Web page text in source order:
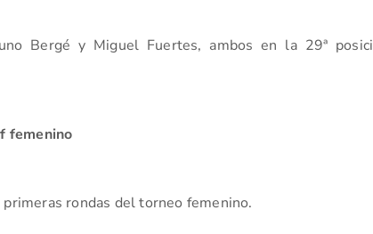
Bergé y Miguel Fuertes, ambos en la 29ª
femenino
rondas del torneo femenino.